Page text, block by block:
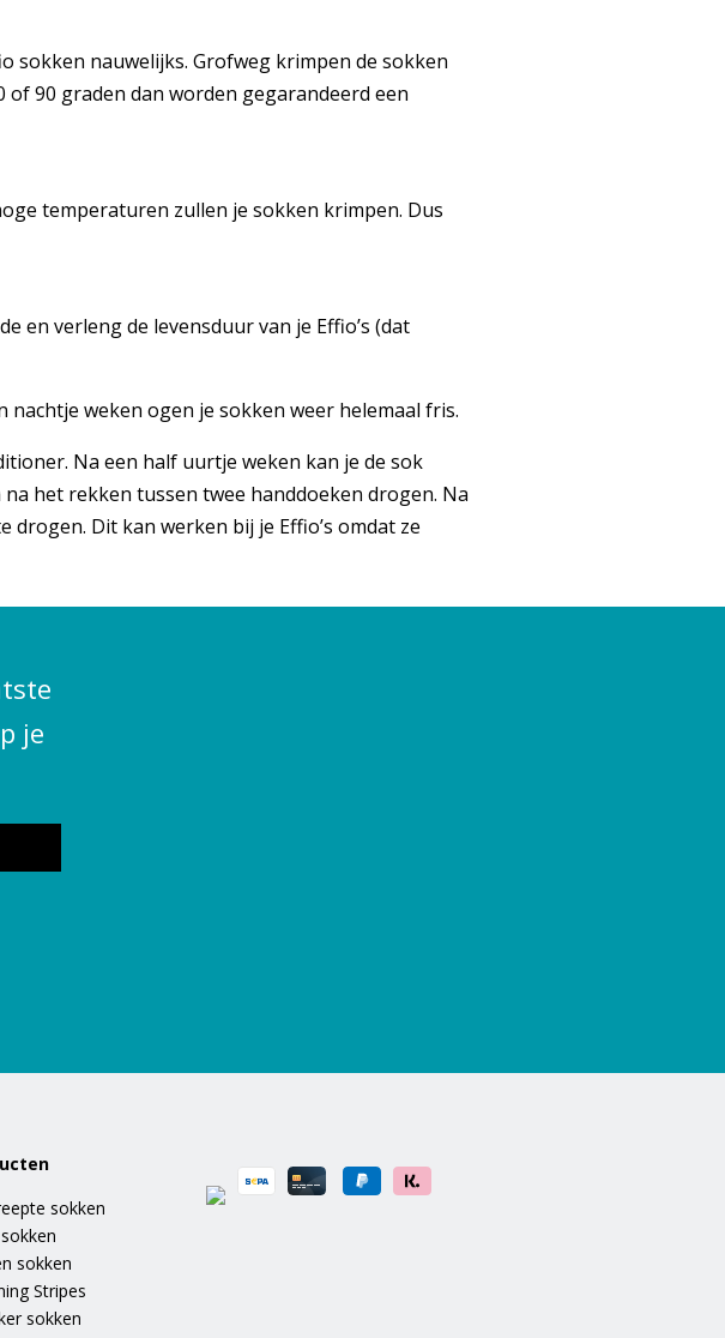
sokken nauwelijks. Grofweg krimpen de sokken
of 90 graden dan worden gegarandeerd een
temperaturen zullen je sokken krimpen. Dus
en verleng de levensduur van je Effio’s (dat
weken ogen je sokken weer helemaal fris.
Na een half uurtje weken kan je de sok
het rekken tussen twee handdoeken drogen. Na
Dit kan werken bij je Effio’s omdat ze
je
sokken
sokken
Stripes
sokken